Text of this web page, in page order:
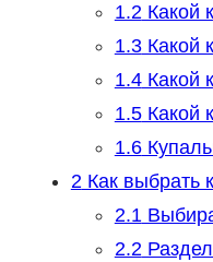
1.2Какой
1.3Какой
1.4Какой
1.5Какой
1.6
2Как выбрать
2.1
2.2